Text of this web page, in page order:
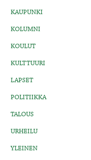
KAUPUNKI
KOLUMNI
KOULUT
KULTTUURI
LAPSET
POLITIIKKA
TALOUS
URHEILU
YLEINEN